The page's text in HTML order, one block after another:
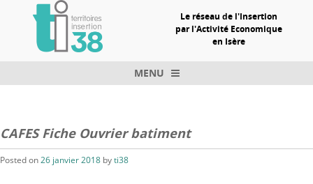
Le réseau de l'Insertion
par l'Activité Economique
en Isère
MENU
CAFES Fiche Ouvrier batiment
Posted on26 janvier 2018 byti38